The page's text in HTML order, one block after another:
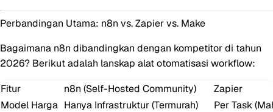
Perbandingan Utama: n8n vs. Zapier vs. Make
Bagaimana n8n dibandingkan dengan kompetitor di tahun
2026? Berikut adalah lanskap alat otomatisasi workflow:
Fitur
n8n (Self-Hosted Community)
Zapier
Model Harga Hanya Infrastruktur(Termurah)
Per Task